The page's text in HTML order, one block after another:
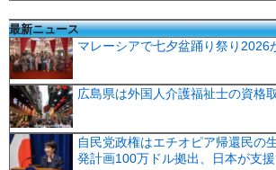
最新ニュース
マレーシアで七夕盆踊り祭り2026
広島県は外国人介護福祉士の資格
自民党政権はエチオピア帰還民の
発計画100万ドル拠出、日本が支